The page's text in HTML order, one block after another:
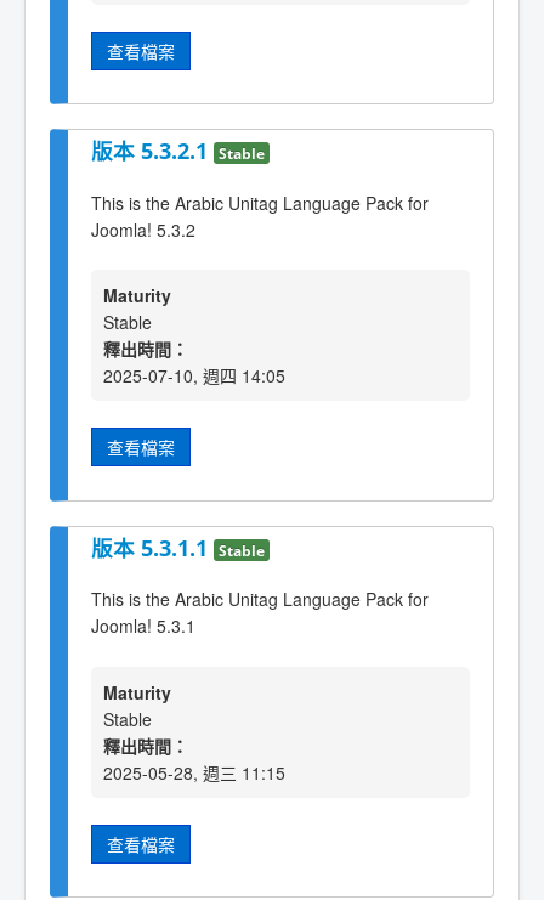
查看檔案
版本 5.3.2.1 Stable
This is the Arabic Unitag Language Pack for
Joomla! 5.3.2
Maturity
Stable
釋出時間：
2025-07-10, 週四 14:05
查看檔案
版本 5.3.1.1 Stable
This is the Arabic Unitag Language Pack for
Joomla! 5.3.1
Maturity
Stable
釋出時間：
2025-05-28, 週三 11:15
查看檔案